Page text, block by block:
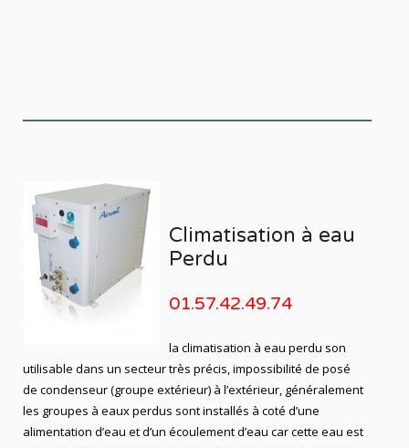
Climatisation à eau
Perdu
01.57.42.49.74
la climatisation à eau perdu son
utilisable dans un secteur très précis, impossibilité de posé
de condenseur (groupe extérieur) à l’extérieur, généralement
les groupes à eaux perdus sont installés à coté d’une
alimentation d’eau et d’un écoulement d’eau car cette eau est